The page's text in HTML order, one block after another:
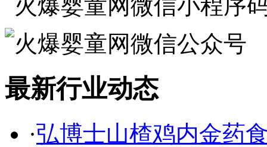
最新行业动态
·弘博士山楂鸡内金药